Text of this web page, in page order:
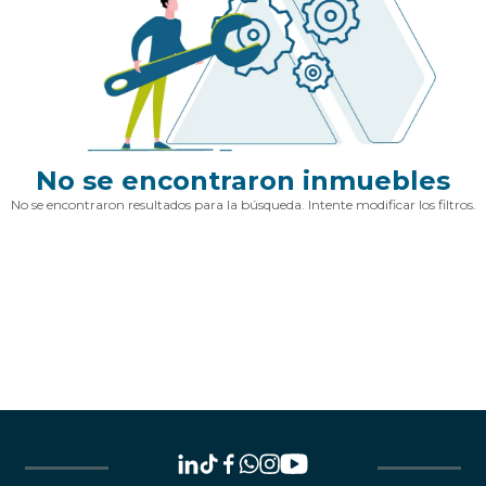
No se encontraron inmuebles
No se encontraron resultados para la búsqueda. Intente modificar los filtros.